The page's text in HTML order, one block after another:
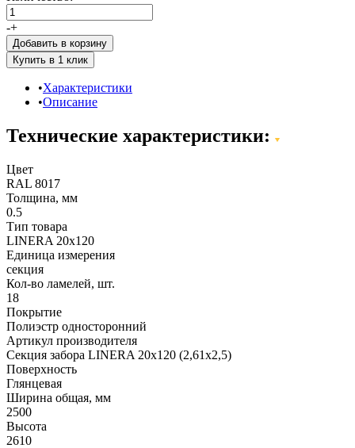
-+
Добавить в корзину
Характеристики
Описание
Технические характеристики:
Цвет
RAL 8017
Толщина, мм
0.5
Тип товара
LINERA 20х120
Единица измерения
секция
Кол-во ламелей, шт.
18
Покрытие
Полиэстр односторонний
Артикул производителя
Секция забора LINERA 20х120 (2,61х2,5)
Поверхность
Глянцевая
Ширина общая, мм
2500
Высота
2610